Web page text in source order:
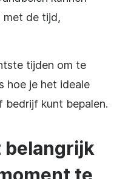
met de tijd,
tijden om te
hoe je het ideale
kunt bepalen.
belangrijk
te